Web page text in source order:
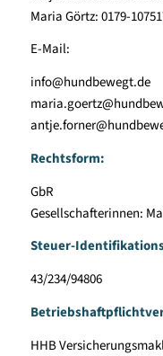
Maria Görtz: 0179-
E-Mail:
info@hundbewegt.de
Rechtsform:
GbR
Gesellschafterinnen:
Steuer-
43/234/94806
HHB